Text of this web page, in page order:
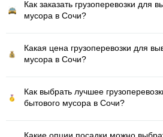
Как заказать грузоперевозки для
мусора в Сочи?
Какая цена грузоперевозки для
мусора в Сочи?
Как выбрать лучшее
бытового мусора в Сочи?